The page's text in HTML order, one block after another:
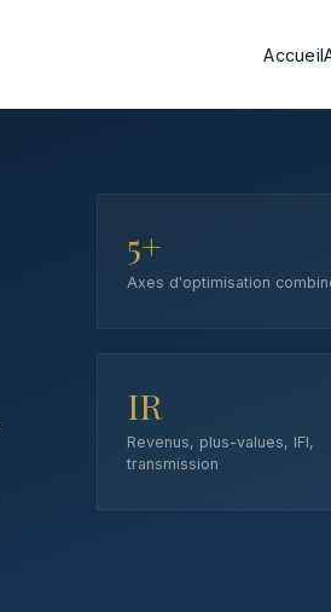
Accueil
5+
Axes d'optimisation
IR
Revenus, plus-values, IFI,
transmission